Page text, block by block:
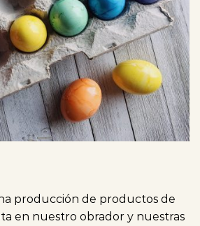
producción de productos de
en nuestro obrador y nuestras